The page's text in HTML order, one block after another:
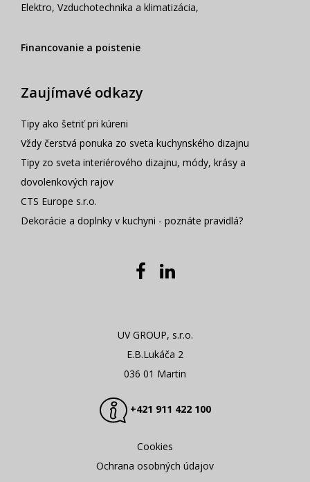
Elektro, Vzduchotechnika a klimatizácia,
Financovanie a poistenie
Zaujímavé odkazy
Tipy ako šetriť pri kúreni
Vždy čerstvá ponuka zo sveta kuchynského dizajnu
Tipy zo sveta interiérového dizajnu, módy, krásy a
dovolenkových rajov
CTS Europe s.r.o.
Dekorácie a doplnky v kuchyni - poznáte pravidlá?
UV GROUP, s.r.o.
E.B.Lukáča 2
036 01 Martin
+421 911 422 100
Cookies
Ochrana osobných údajov